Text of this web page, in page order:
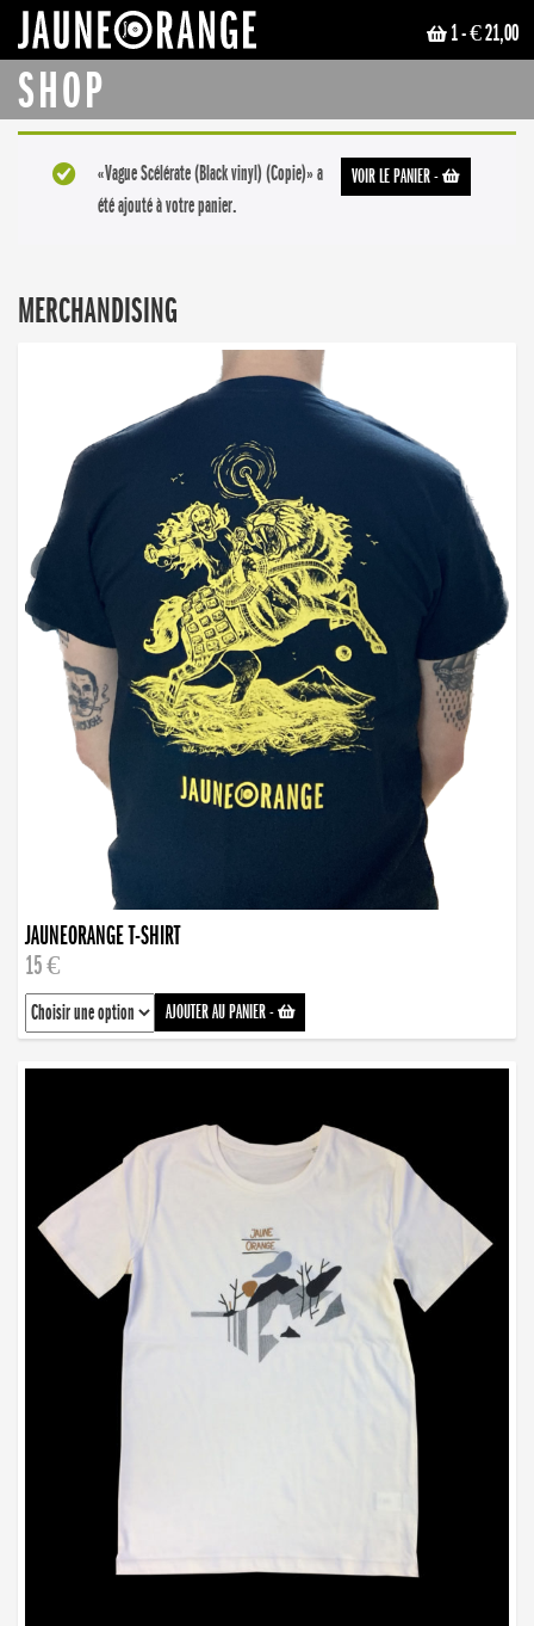
1- € 21,00
SHOP
VOIR LE PANIER-
«Vague Scélérate (Black vinyl) (Copie)» a
été ajouté à votre panier.
MERCHANDISING
JAUNEORANGE T-SHIRT
15 €
AJOUTER AU PANIER-